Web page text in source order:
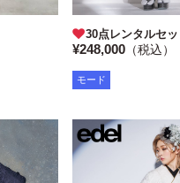
30点レンタルセッ
¥248,000 （税込）
モード